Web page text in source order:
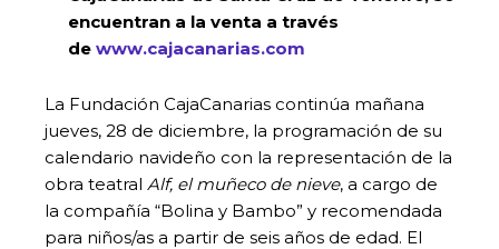
encuentran a la venta a través
de www.cajacanarias.com
La Fundación CajaCanarias continúa mañana
jueves, 28 de diciembre, la programación de su
calendario navideño con la representación de la
obra teatral Alf, el muñeco de nieve, a cargo de
la compañía “Bolina y Bambo” y recomendada
para niños/as a partir de seis años de edad. El